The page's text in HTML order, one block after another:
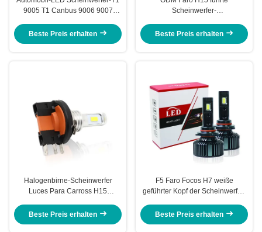
9005 T1 Canbus 9006 9007
Beste Preis erhalten
Scheinwerfer-
Rohs
Beste Preis erhalten
Halogenbirne-Scheinwerfer
Luces Para Carross H15
DRL
Beste Preis erhalten
F5 Faro Focos H7 weiße
geführter Kopf der Scheinwerfer-
hohe Leistung
Beste Preis erhalten